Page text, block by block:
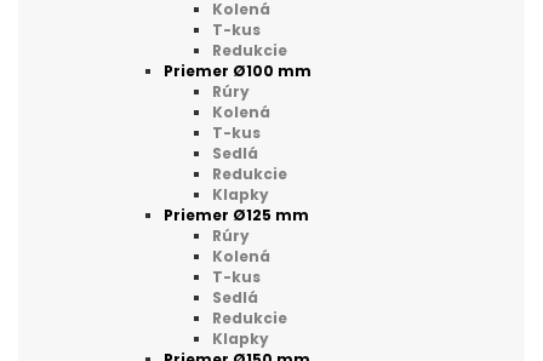
Kolená
T-kus
Redukcie
Priemer Ø100 mm
Rúry
Kolená
T-kus
Sedlá
Redukcie
Klapky
Priemer Ø125 mm
Rúry
Kolená
T-kus
Sedlá
Redukcie
Klapky